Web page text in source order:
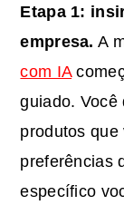
Etapa 1:
empresa. A
com IA
guiado. Você
produtos
preferências
específico